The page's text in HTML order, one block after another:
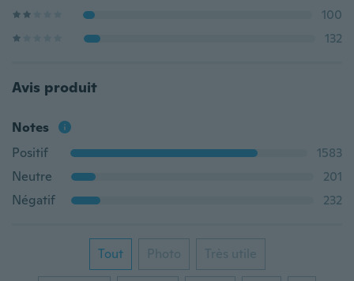
100
132
Avis produit
Notes
Positif
1583
Neutre
201
Négatif
232
Tout Photo Très utile